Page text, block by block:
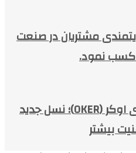
مشتریان در صنعت
کسب نمود.
معرفی کرکره فولادی اوکر (OKER)؛ نسل جدید
بیشتر